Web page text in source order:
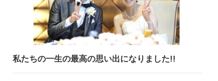
私たちの一生の最高の思い出になりました!!